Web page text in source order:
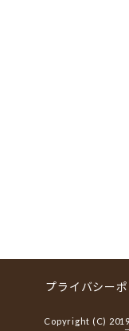
プライバシー
Copyright (C) 2019